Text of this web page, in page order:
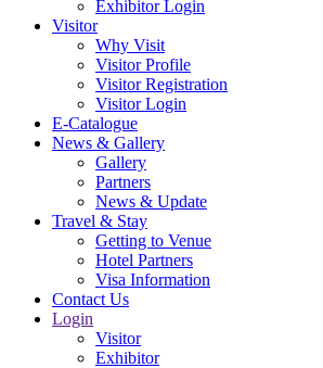
Exhibitor Login
Visitor
Why Visit
Visitor Profile
Visitor Registration
Visitor Login
E-Catalogue
News & Gallery
Gallery
Partners
News & Update
Travel & Stay
Getting to Venue
Hotel Partners
Visa Information
Contact Us
Login
Visitor
Exhibitor